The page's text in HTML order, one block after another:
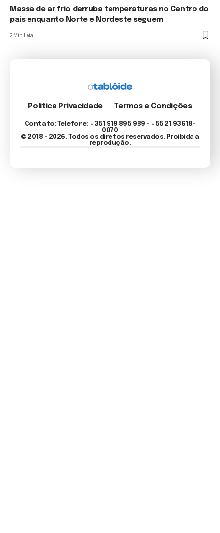
Massa de ar frio derruba temperaturas no Centro do
país enquanto Norte e Nordeste seguem
2 Min Leia
Política Privacidade Termos e Condições
Contato: Telefone: +351 919 895 989 – +55 21 93618-
0070
© 2018 - 2026. Todos os diretos reservados. Proibida a
reprodução.